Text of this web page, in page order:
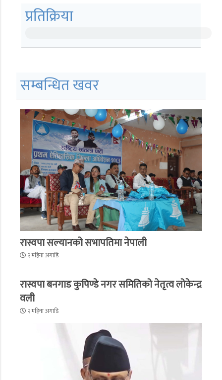
प्रतिक्रिया
सम्बन्धित खवर
रास्वपा सल्यानको सभापतिमा नेपाली
२ महिना अगाडि
रास्वपा बनगाड कुपिण्डे नगर समितिको नेतृत्व लोकेन्द्र
वली
२ महिना अगाडि